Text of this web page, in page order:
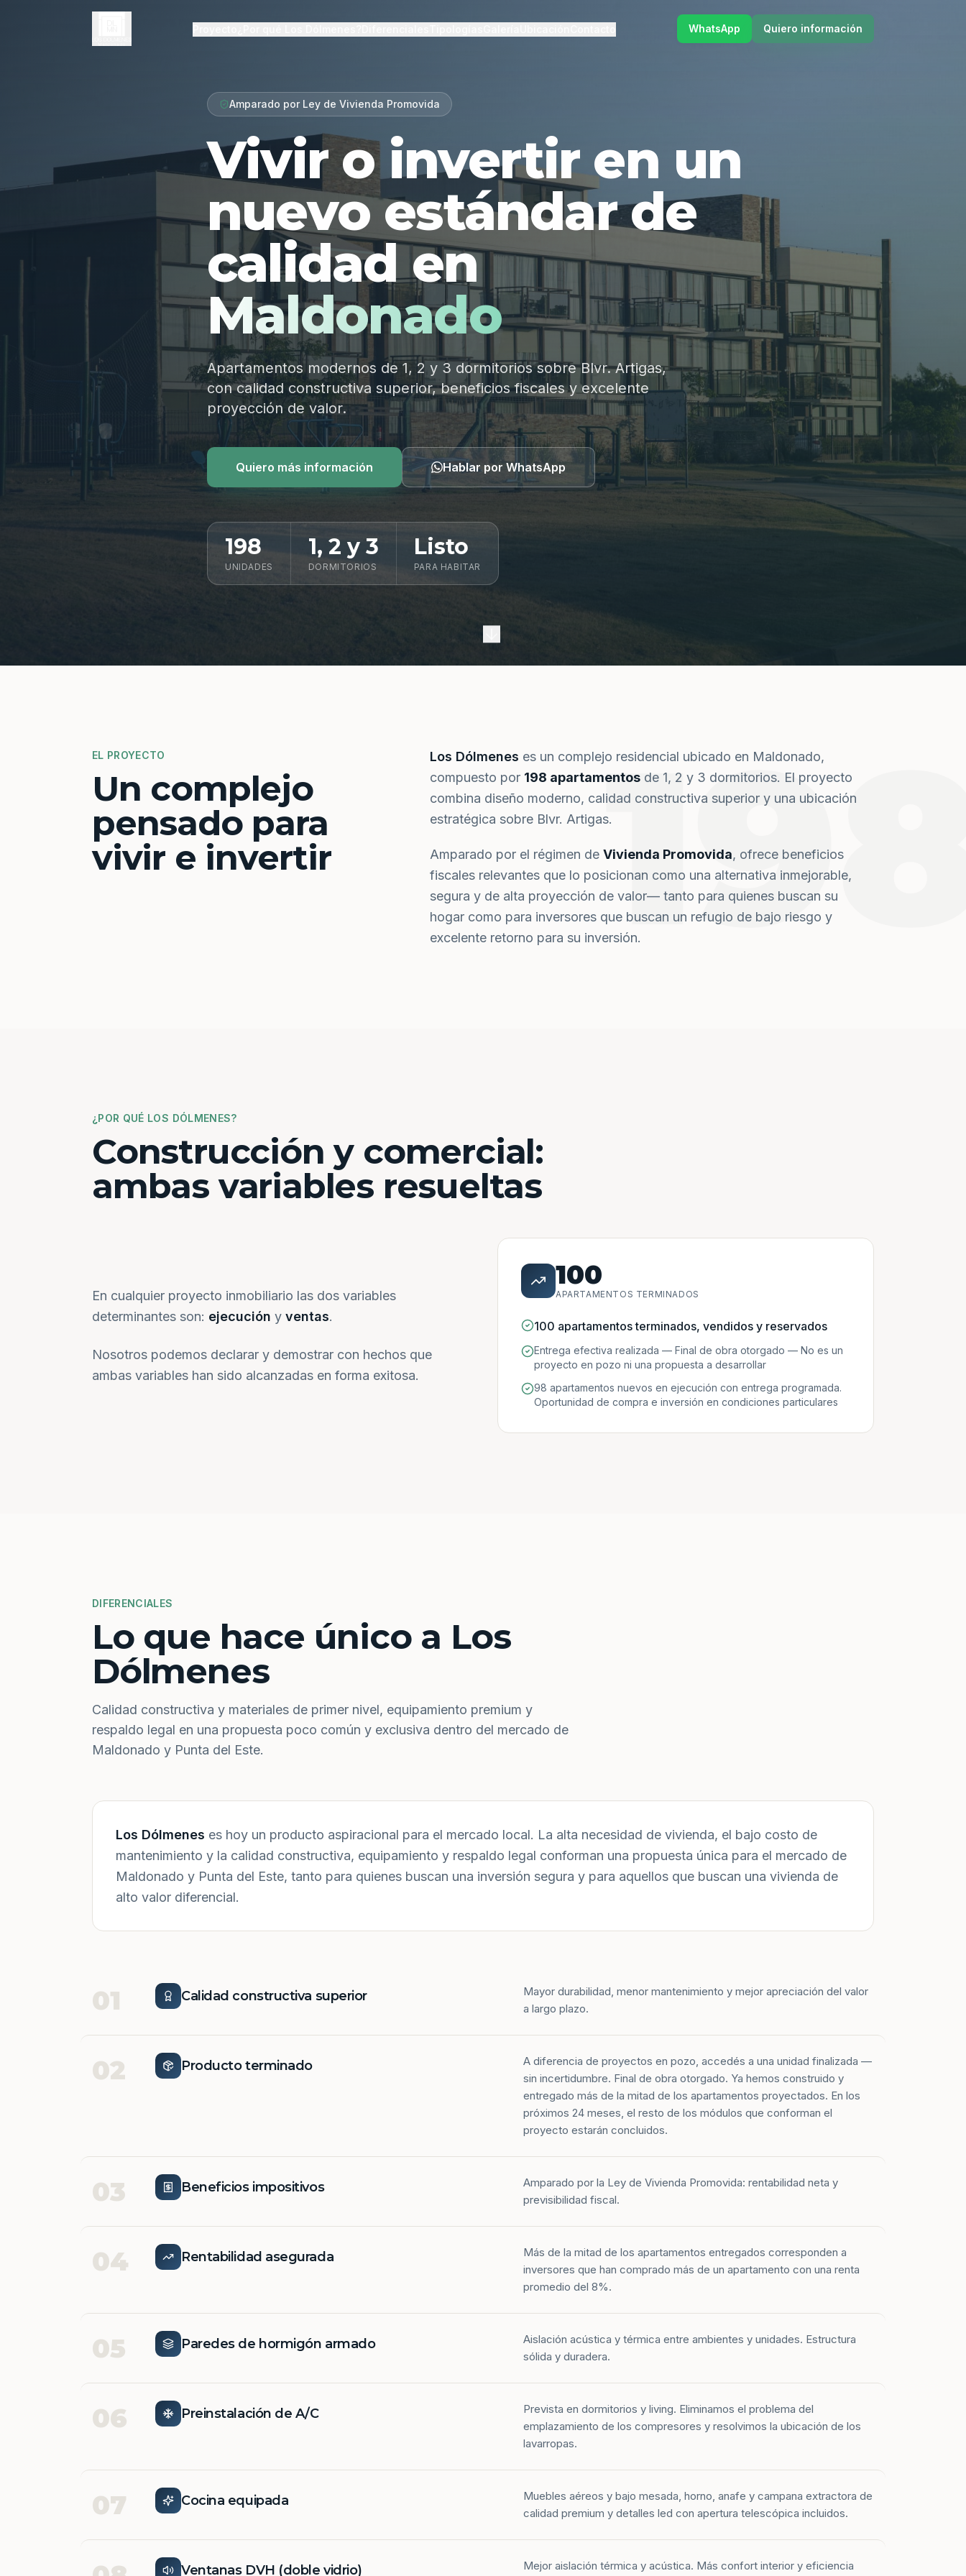
WhatsApp Quiero información
Amparado por Ley de Vivienda Promovida
Vivir o invertir en un
nuevo estándar de
calidad en
Maldonado
Apartamentos modernos de 1, 2 y 3 dormitorios sobre Blvr. Artigas,
con calidad constructiva superior, beneficios fiscales y excelente
proyección de valor.
Quiero más información Hablar por WhatsApp
198
UNIDADES
1, 2 y 3
DORMITORIOS
Listo
PARA HABITAR
EL PROYECTO
Un complejo
pensado para
vivir e invertir
Los Dólmenes es un complejo residencial ubicado en Maldonado,
compuesto por 198 apartamentos de 1, 2 y 3 dormitorios. El proyecto
combina diseño moderno, calidad constructiva superior y una ubicación
estratégica sobre Blvr. Artigas.
Amparado por el régimen de Vivienda Promovida, ofrece beneficios
fiscales relevantes que lo posicionan como una alternativa inmejorable,
segura y de alta proyección de valor— tanto para quienes buscan su
hogar como para inversores que buscan un refugio de bajo riesgo y
excelente retorno para su inversión.
¿POR QUÉ LOS DÓLMENES?
Construcción y comercial:
ambas variables resueltas
En cualquier proyecto inmobiliario las dos variables
determinantes son: ejecución y ventas.
Nosotros podemos declarar y demostrar con hechos que
ambas variables han sido alcanzadas en forma exitosa.
100
APARTAMENTOS TERMINADOS
100 apartamentos terminados, vendidos y reservados
Entrega efectiva realizada — Final de obra otorgado — No es un
proyecto en pozo ni una propuesta a desarrollar
98 apartamentos nuevos en ejecución con entrega programada.
Oportunidad de compra e inversión en condiciones particulares
DIFERENCIALES
Lo que hace único a Los
Dólmenes
Calidad constructiva y materiales de primer nivel, equipamiento premium y
respaldo legal en una propuesta poco común y exclusiva dentro del mercado de
Maldonado y Punta del Este.
Los Dólmenes es hoy un producto aspiracional para el mercado local. La alta necesidad de vivienda, el bajo costo de
mantenimiento y la calidad constructiva, equipamiento y respaldo legal conforman una propuesta única para el mercado de
Maldonado y Punta del Este, tanto para quienes buscan una inversión segura y para aquellos que buscan una vivienda de
alto valor diferencial.
01 Calidad constructiva superior
Mayor durabilidad, menor mantenimiento y mejor apreciación del valor
a largo plazo.
02 Producto terminado
A diferencia de proyectos en pozo, accedés a una unidad finalizada —
sin incertidumbre. Final de obra otorgado. Ya hemos construido y
entregado más de la mitad de los apartamentos proyectados. En los
próximos 24 meses, el resto de los módulos que conforman el
proyecto estarán concluidos.
03 Beneficios impositivos
Amparado por la Ley de Vivienda Promovida: rentabilidad neta y
previsibilidad fiscal.
04 Rentabilidad asegurada
Más de la mitad de los apartamentos entregados corresponden a
inversores que han comprado más de un apartamento con una renta
promedio del 8%.
05 Paredes de hormigón armado
Aislación acústica y térmica entre ambientes y unidades. Estructura
sólida y duradera.
06 Preinstalación de A/C
Prevista en dormitorios y living. Eliminamos el problema del
emplazamiento de los compresores y resolvimos la ubicación de los
lavarropas.
07 Cocina equipada
Muebles aéreos y bajo mesada, horno, anafe y campana extractora de
calidad premium y detalles led con apertura telescópica incluidos.
Ventanas DVH (doble vidrio) Mejor aislación térmica y acústica. Más confort interior y eficiencia